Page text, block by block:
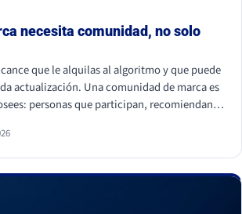
necesita comunidad, no solo
que le alquilas al algoritmo y que puede
actualización. Una comunidad de marca es
personas que participan, recomiendan y
negocio cuando el alcance pagado falla.